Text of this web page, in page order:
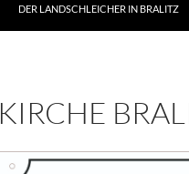
DER LANDSCHLEICHER IN BRALITZ
KIRCHE